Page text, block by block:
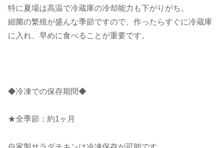
特に夏場は高温で冷蔵庫の冷却能力も下がりがち。
細菌の繁殖が盛んな季節ですので、作ったらすぐに冷蔵庫
に入れ、早めに食べることが重要です。
◆冷凍での保存期間◆
★全季節：約1ヶ月